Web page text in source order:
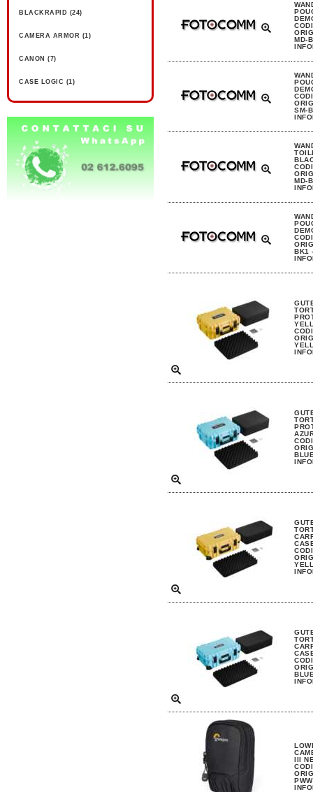
BLACKRAPID (24)
CAMERA ARMOR (1)
CANON (7)
CASE LOGIC (1)
DIGICOVER (1)
FUJI (4)
GODOX (6)
GUTEK (15)
MD-
SM-
MD-
BK1
III